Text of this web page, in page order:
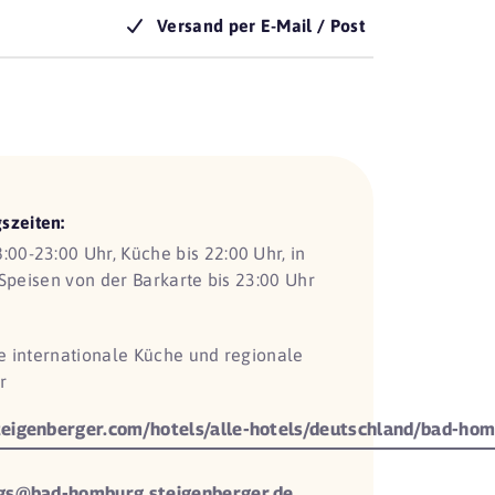
Versand per E-Mail / Post
23:00 Uhr, Küche bis 22:00 Uhr, in
von der Barkarte bis 23:00 Uhr
internationale Küche und regionale
hotels/alle-hotels/deutschland/bad-